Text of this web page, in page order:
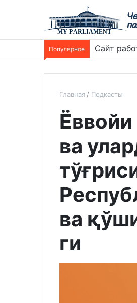
Популярное Сайт
Главная Подкасты
ва
ва
ги